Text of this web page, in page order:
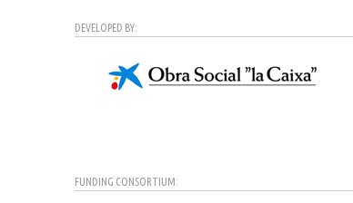
DEVELOPED BY:
FUNDING CONSORTIUM: